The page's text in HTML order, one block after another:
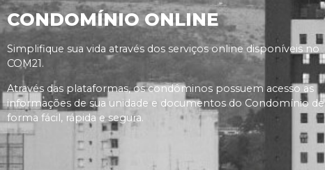
CONDOMÍNIO ONLINE
Simplifique sua vida através dos serviços online disponíveis no
COM21.
Através das plataformas, os condôminos possuem acesso as
informações de sua unidade e documentos do Condomínio de
forma fácil, rápida e segura.